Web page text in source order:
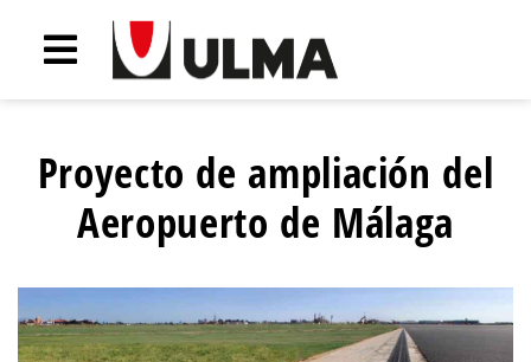
Proyecto de ampliación del
Aeropuerto de Málaga